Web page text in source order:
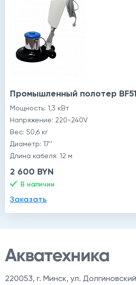
Промышленный полотер
Мощность: 1,3 кВт
Напряжение: 220-240V
Вес: 50,6 кг
Диаметр: 17''
Длина кабеля: 12 м
2 600 BYN
В наличии
Заказать
220053, г. Минск, ул.